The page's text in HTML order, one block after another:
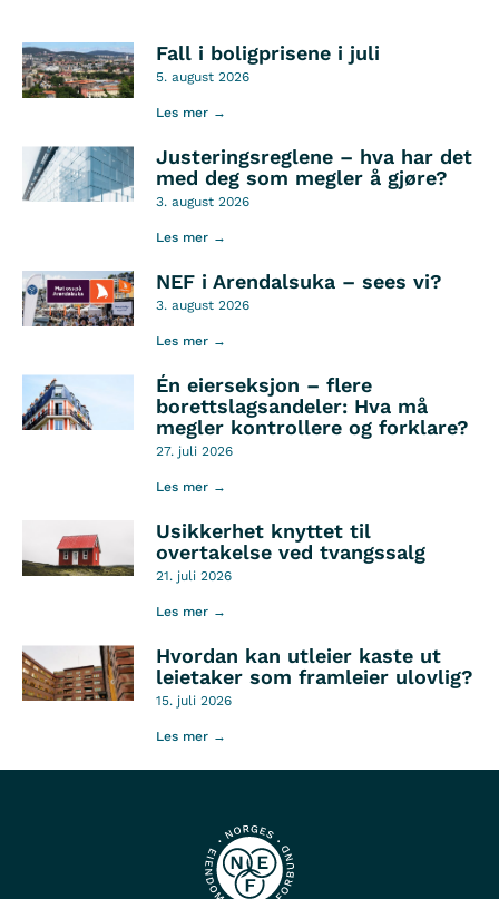
Fall i boligprisene i juli
5. august 2026
Les mer →
Justeringsreglene – hva har det
med deg som megler å gjøre?
3. august 2026
Les mer →
NEF i Arendalsuka – sees vi?
3. august 2026
Les mer →
Én eierseksjon – flere
borettslagsandeler: Hva må
megler kontrollere og forklare?
27. juli 2026
Les mer →
Usikkerhet knyttet til
overtakelse ved tvangssalg
21. juli 2026
Les mer →
Hvordan kan utleier kaste ut
leietaker som framleier ulovlig?
15. juli 2026
Les mer →